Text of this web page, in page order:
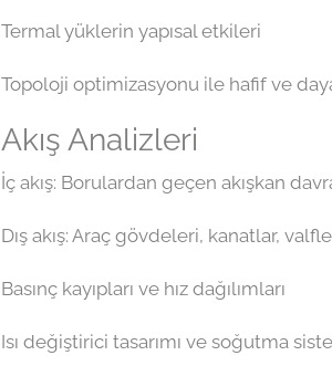
Termal yüklerin yapısal etkileri
Topoloji optimizasyonu ile hafif ve
Akış Analizleri
İç akış: Borulardan geçen akışkan
Dış akış: Araç gövdeleri, kanatlar,
Basınç kayıpları ve hız dağılımları
Isı değiştirici tasarımı ve soğutma